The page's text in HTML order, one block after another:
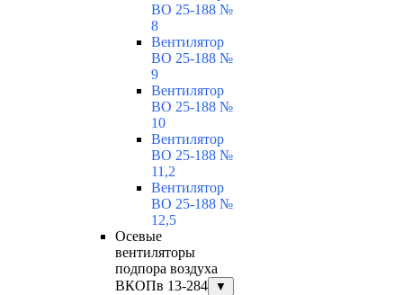
ВО 25-188 №
8
Вентилятор
ВО 25-188 №
9
Вентилятор
ВО 25-188 №
10
Вентилятор
ВО 25-188 №
11,2
Вентилятор
ВО 25-188 №
12,5
Осевые
вентиляторы
подпора воздуха
ВКОПв 13-284
▼